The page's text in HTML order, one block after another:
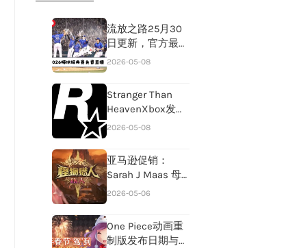
流放之路25月30
日更新，官方最大
升级内容
2026-05-08
Stranger Than
HeavenXbox发布
会确认发
2026-05-08
亚马逊促销：
Sarah J Maas 母
亲节前浪漫奇幻小
2026-05-06
One Piece动画重
制版发布日期与集